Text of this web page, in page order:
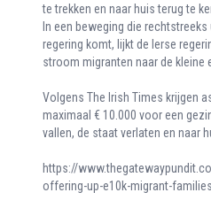
te trekken en naar huis terug te
In een beweging die
regering komt, lijkt de Ierse
stroom migranten naar de kleine
Volgens The Irish Times krijgen
maximaal € 10.000 voor een
vallen, de staat verlaten en naar
https://
offering-up-e10k-migrant-